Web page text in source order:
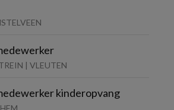
| VLEUTEN
kinderopvang